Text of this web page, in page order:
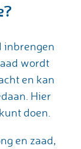
inbrengen
wordt
en kan
Hier
doen.
en zaad,